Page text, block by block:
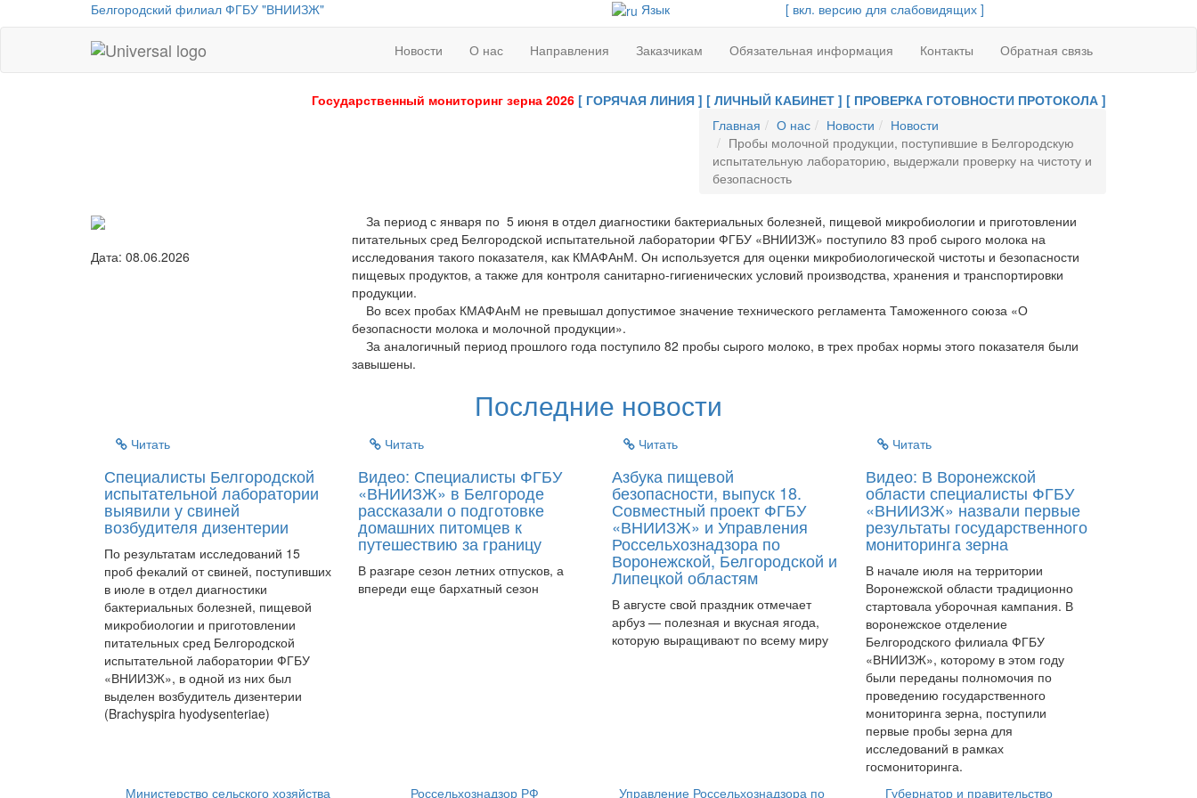
Белгородский филиал ФГБУ "ВНИИЗЖ" Язык [ вкл. версию для слабовидящих ]
Новости О нас Направления Заказчикам Обязательная информация Контакты Обратная связь
Государственный мониторинг зерна 2026 [ ГОРЯЧАЯ ЛИНИЯ ] [ ЛИЧНЫЙ КАБИНЕТ ] [ ПРОВЕРКА ГОТОВНОСТИ ПРОТОКОЛА ]
Главная
О нас Новости
Новости
Пробы молочной продукции, поступившие в Белгородскую
испытательную лабораторию, выдержали проверку на чистоту и
безопасность
Дата: 08.06.2026
За период с января по 5 июня в отдел диагностики бактериальных болезней, пищевой микробиологии и приготовлении
питательных сред Белгородской испытательной лаборатории ФГБУ «ВНИИЗЖ» поступило 83 проб сырого молока на
исследования такого показателя, как КМАФАнМ. Он используется для оценки микробиологической чистоты и безопасности
пищевых продуктов, а также для контроля санитарно-гигиенических условий производства, хранения и транспортировки
продукции.
Во всех пробах КМАФАнМ не превышал допустимое значение технического регламента Таможенного союза «О
безопасности молока и молочной продукции».
За аналогичный период прошлого года поступило 82 пробы сырого молоко, в трех пробах нормы этого показателя были
завышены.
Последние новости
Читать
Специалисты Белгородской
испытательной лаборатории
выявили у свиней
возбудителя дизентерии
По результатам исследований 15
проб фекалий от свиней, поступивших
в июле в отдел диагностики
бактериальных болезней, пищевой
микробиологии и приготовлении
питательных сред Белгородской
испытательной лаборатории ФГБУ
«ВНИИЗЖ», в одной из них был
выделен возбудитель дизентерии
(Brachyspira hyodysenteriae)
Читать
Видео: Специалисты ФГБУ
«ВНИИЗЖ» в Белгороде
рассказали о подготовке
домашних питомцев к
путешествию за границу
В разгаре сезон летних отпусков, а
впереди еще бархатный сезон
Читать
Азбука пищевой
безопасности, выпуск 18.
Совместный проект ФГБУ
«ВНИИЗЖ» и Управления
Россельхознадзора по
Воронежской, Белгородской и
Липецкой областям
В августе свой праздник отмечает
арбуз — полезная и вкусная ягода,
которую выращивают по всему миру
Читать
Видео: В Воронежской
области специалисты ФГБУ
«ВНИИЗЖ» назвали первые
результаты государственного
мониторинга зерна
В начале июля на территории
Воронежской области традиционно
стартовала уборочная кампания. В
воронежское отделение
Белгородского филиала ФГБУ
«ВНИИЗЖ», которому в этом году
были переданы полномочия по
проведению государственного
мониторинга зерна, поступили
первые пробы зерна для
исследований в рамках
госмониторинга.
Министерство сельского хозяйства
Россельхознадзор РФ Управление Россельхознадзора по Губернатор и правительство